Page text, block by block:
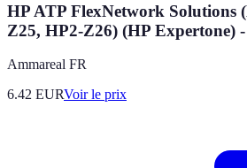
HP ATP FlexNetwork Solutions
Z25, HP2-Z26) (HP Expertone)
Ammareal FR
6.42 EURVoir le prix